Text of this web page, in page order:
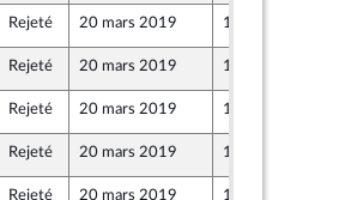
Rejeté 20 mars 2019 15 mars 2019
Rejeté 20 mars 2019 18 mars 2019
Rejeté 20 mars 2019 15 mars 2019
Rejeté 20 mars 2019 14 mars 2019
Rejeté 20 mars 2019 18 mars 2019